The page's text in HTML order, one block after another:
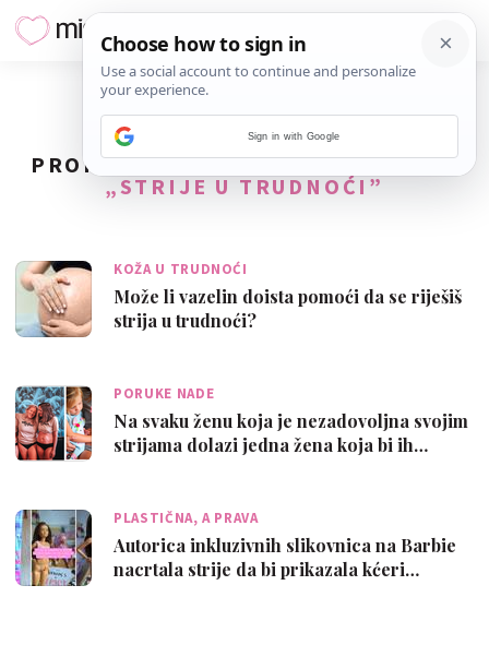
PRONAĐENO27REZULTATA ZA TAG
„STRIJE U TRUDNOĆI”
KOŽA U TRUDNOĆI
Može li vazelin doista pomoći da se riješiš
strija u trudnoći?
PORUKE NADE
Na svaku ženu koja je nezadovoljna svojim
strijama dolazi jedna žena koja bi ih…
PLASTIČNA, A PRAVA
Autorica inkluzivnih slikovnica na Barbie
nacrtala strije da bi prikazala kćeri…
Sign in with Google